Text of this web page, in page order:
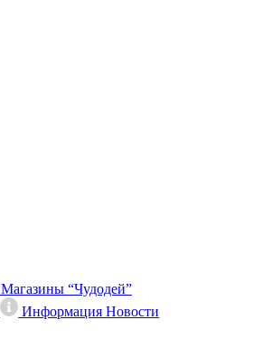
Магазины “Чудодей”
ИнформацияНовости